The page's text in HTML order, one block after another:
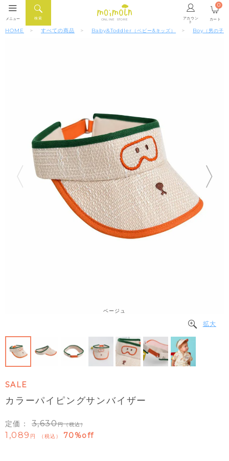
ONLINE STORE アカウン
ト
検索
メニュー カート
0
HOME すべての商品 Baby&Toddler （ベビー&キッズ） Boy （男の子）
ベージュ
拡大
SALE
カラーパイピングサンバイザー
定価： 3,630 （税込）
1,089 税込 70%off